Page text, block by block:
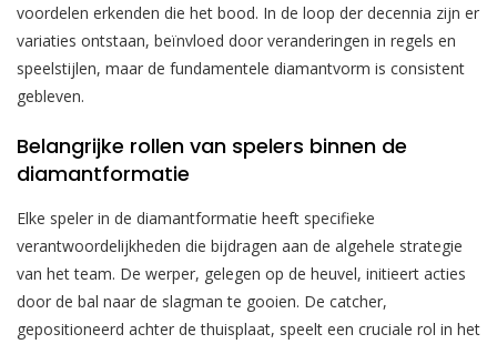
voordelen erkenden die het bood. In de loop der decennia zijn er
variaties ontstaan, beïnvloed door veranderingen in regels en
speelstijlen, maar de fundamentele diamantvorm is consistent
gebleven.
Belangrijke rollen van spelers binnen de
diamantformatie
Elke speler in de diamantformatie heeft specifieke
verantwoordelijkheden die bijdragen aan de algehele strategie
van het team. De werper, gelegen op de heuvel, initieert acties
door de bal naar de slagman te gooien. De catcher,
gepositioneerd achter de thuisplaat, speelt een cruciale rol in het